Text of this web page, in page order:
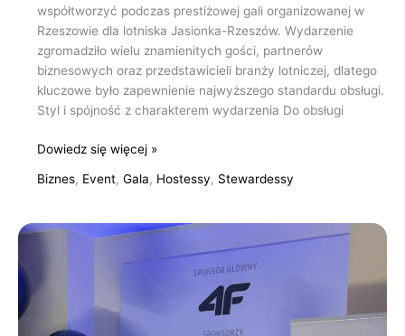
współtworzyć podczas prestiżowej gali organizowanej w
Rzeszowie dla lotniska Jasionka-Rzeszów. Wydarzenie
zgromadziło wielu znamienitych gości, partnerów
biznesowych oraz przedstawicieli branży lotniczej, dlatego
kluczowe było zapewnienie najwyższego standardu obsługi.
Styl i spójność z charakterem wydarzenia Do obsługi
Dowiedz się więcej »
Biznes, Event, Gala, Hostessy, Stewardessy
Obsługa
Podkarpackiego
Piłki